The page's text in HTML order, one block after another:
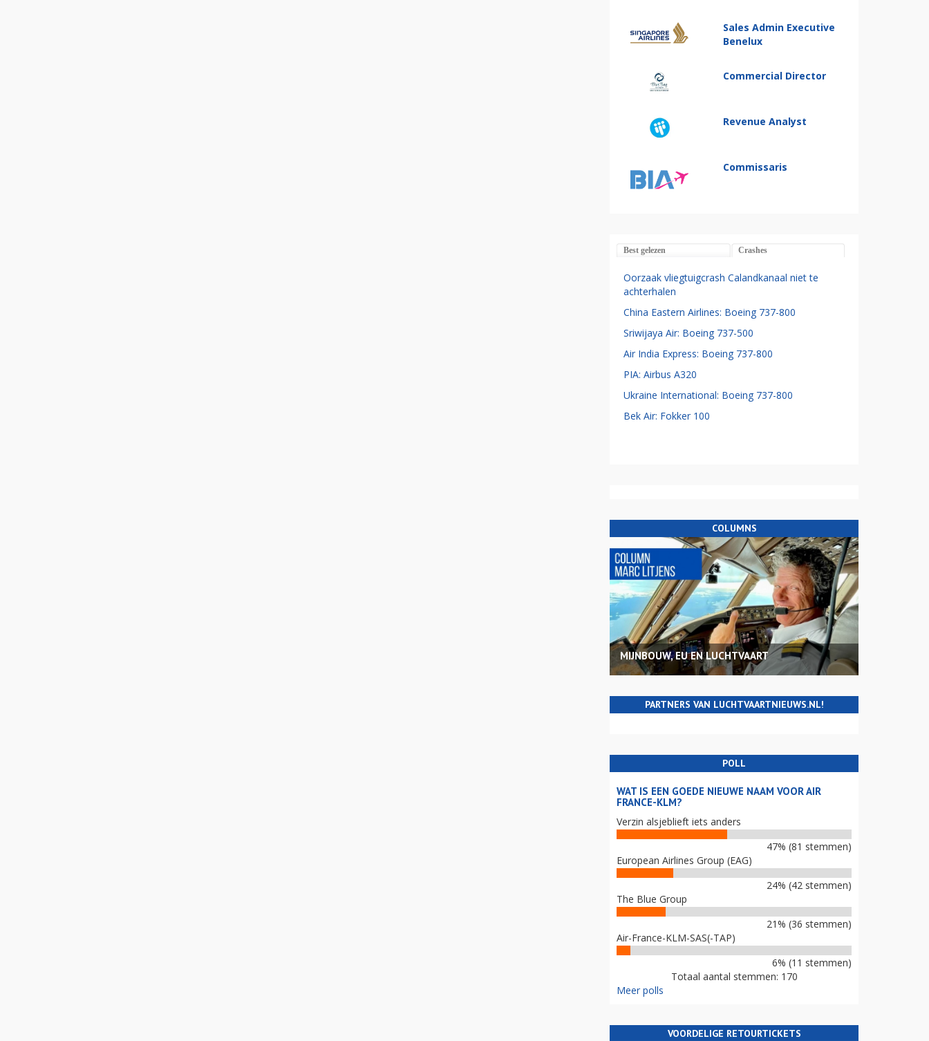
Sales Admin Executive
Benelux
Commercial Director
Revenue Analyst
Commissaris
Best gelezen Crashes
Oorzaak vliegtuigcrash Calandkanaal niet te
achterhalen
China Eastern Airlines: Boeing 737-800
Sriwijaya Air: Boeing 737-500
Air India Express: Boeing 737-800
PIA: Airbus A320
Ukraine International: Boeing 737-800
Bek Air: Fokker 100
COLUMNS
MIJNBOUW, EU EN LUCHTVAART
PARTNERS VAN LUCHTVAARTNIEUWS.NL!
POLL
WAT IS EEN GOEDE NIEUWE NAAM VOOR AIR
FRANCE-KLM?
Verzin alsjeblieft iets anders
47% (81 stemmen)
European Airlines Group (EAG)
24% (42 stemmen)
The Blue Group
21% (36 stemmen)
Air-France-KLM-SAS(-TAP)
6% (11 stemmen)
Totaal aantal stemmen: 170
Meer polls
VOORDELIGE RETOURTICKETS